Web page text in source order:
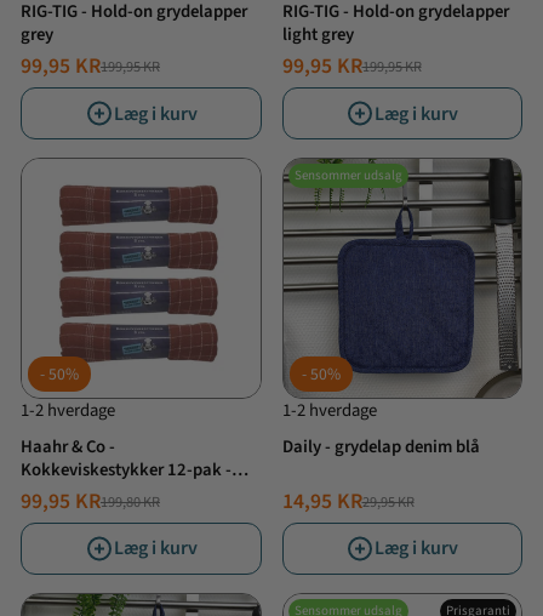
RIG-TIG - Hold-on grydelapper
grey
NORMALPRIS
199,95 KR
TILBUDSPRIS
99,95 KR
Læg i kurv
RIG-TIG - Hold-on grydelapper
light grey
NORMALPRIS
199,95 KR
TILBUDSPRIS
99,95 KR
Læg i kurv
50%
1-2 hverdage
Haahr & Co -
Kokkeviskestykker 12-pak -
Brændt rød
NORMALPRIS
199,80 KR
TILBUDSPRIS
99,95 KR
Læg i kurv
Sensommer udsalg
50%
1-2 hverdage
Daily - grydelap denim blå
NORMALPRIS
29,95 KR
TILBUDSPRIS
14,95 KR
Læg i kurv
Sensommer udsalg Prisgaranti